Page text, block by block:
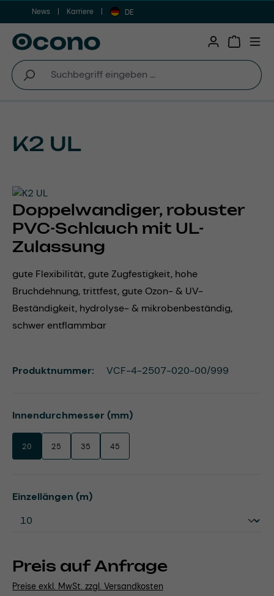
Zum Hauptinhalt springen
News Karriere DE
K2 UL
Doppelwandiger, robuster
PVC-Schlauch mit UL-
Zulassung
gute Flexibilität, gute Zugfestigkeit, hohe
Bruchdehnung, trittfest, gute Ozon- & UV-
Beständigkeit, hydrolyse- & mikrobenbeständig,
schwer entflammbar
Preis auf Anfrage
Preise exkl. MwSt. zzgl. Versandkosten
Innendurchmesser (mm)auswählen
20 25 35 45
Einzellängen (m)auswählen
Produktnummer: VCF-4-2507-020-00/999